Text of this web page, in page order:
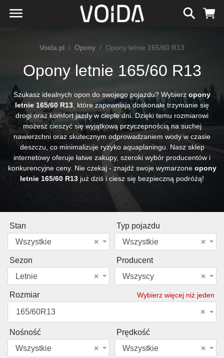
Voida.pl Opony Opony letnie 165/60 R13
Opony letnie 165/60 R13
Szukasz idealnych opon do swojego pojazdu? Wybierzopony
letnie 165/60 R13 , które zapewniają doskonałe trzymanie się
drogi oraz komfort jazdy w ciepłe dni. Dzięki temu rozmiarowi
możesz cieszyć się wyjątkową przyczepnością na suchej
nawierzchni oraz skutecznym odprowadzaniem wody w czasie
deszczu, co minimalizuje ryzyko aquaplaningu. Nasz sklep
internetowy oferuje łatwe zakupy, szeroki wybór producentów i
konkurencyjne ceny. Nie czekaj - znajdź swoje wymarzone opony
letnie 165/60 R13 już dziś i ciesz się bezpieczną podróżą!
Stan
×
Wszystkie
Typ pojazdu
×
Wszystkie
Sezon
×
Letnie
Producent
×
Wszyscy
Rozmiar Wybierz więcej niż jeden
×
165/60R13
Nośność
×
Wszystkie
Prędkość
×
Wszystkie